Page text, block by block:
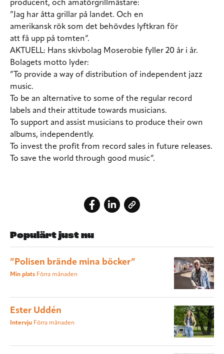
producent, och amatörgrillmästare:
”Jag har åtta grillar på landet. Och en
amerikansk rök som det behövdes lyftkran för
att få upp på tomten”.
AKTUELL: Hans skivbolag Moserobie fyller 20 år i år.
Bolagets motto lyder:
”To provide a way of distribution of independent jazz
music.
To be an alternative to some of the regular record
labels and their attitude towards musicians.
To support and assist musicians to produce their own
albums, independently.
To invest the profit from record sales in future releases.
To save the world through good music”.
Populärt just nu
”Polisen brände mina böcker”
Min plats Förra månaden
Ester Uddén
Intervju Förra månaden